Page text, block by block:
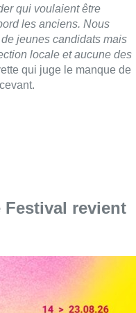
qui voulaient être
les anciens. Nous
jeunes candidats mais
locale et aucune des
qui juge le manque de
Festival revient